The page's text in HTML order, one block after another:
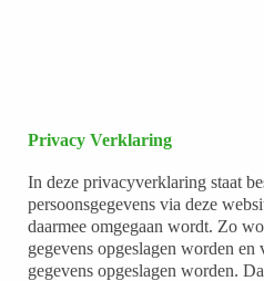
Privacy Verklaring
In deze privacyverklaring staat
persoonsgegevens via deze
daarmee omgegaan wordt. Zo
gegevens opgeslagen worden
gegevens opgeslagen worden.